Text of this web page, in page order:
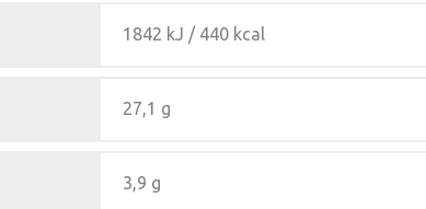
1842 kJ / 440 kcal
27,1 g
3,9 g